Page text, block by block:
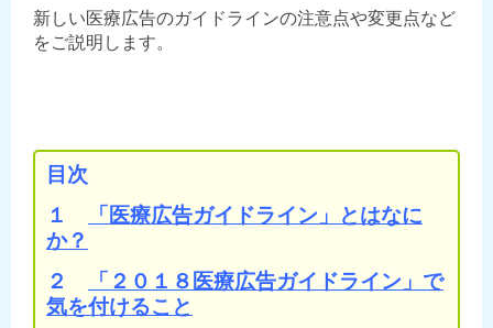
新しい医療広告のガイドラインの注意点や変更点など
をご説明します。
目次
１
「医療広告ガイドライン」とはなに
か？
２
「２０１８医療広告ガイドライン」で
気を付けること